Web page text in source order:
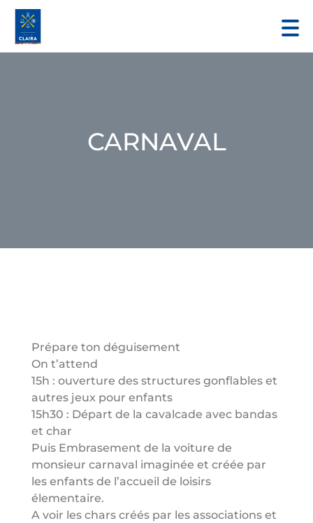
CARNAVAL
Prépare ton déguisement
On t’attend
15h : ouverture des structures gonflables et
autres jeux pour enfants
15h30 : Départ de la cavalcade avec bandas
et char
Puis Embrasement de la voiture de
monsieur carnaval imaginée et créée par
les enfants de l’accueil de loisirs
élementaire.
A voir les chars créés par les associations et